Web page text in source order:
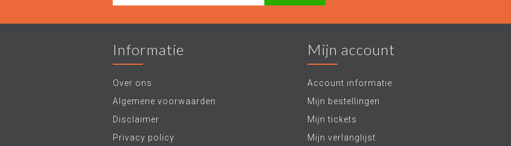
Informatie
Over ons
Algemene voorwaarden
Disclaimer
Privacy policy
Mijn account
Account informatie
Mijn bestellingen
Mijn tickets
Mijn verlanglijst